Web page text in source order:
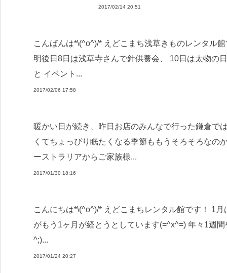
2017/02/14 20:51
こんばんは*\(^o^)/* えどこまち浅草きものレンタル
明後日8日は浅草寺さんで針供養会、 10日は太物の
と イベント...
2017/02/06 17:58
暖かい日が続き、昨日お店のみんなで行った鎌倉で
くてちょっぴり眠たくなる季節ももうそろそろな
ーストラリアからご家族様...
2017/01/30 18:16
こんにちは*\(^o^)/* えどこまちレンタル館です！ 1
がもう1ヶ月が経とうとしています(=^x^=) 年々1週
^;)...
2017/01/24 20:27